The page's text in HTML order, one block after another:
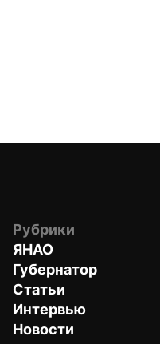
Рубрики
ЯНАО
Губернатор
Статьи
Интервью
Новости